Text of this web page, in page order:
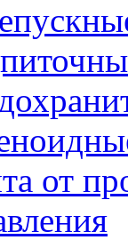
от